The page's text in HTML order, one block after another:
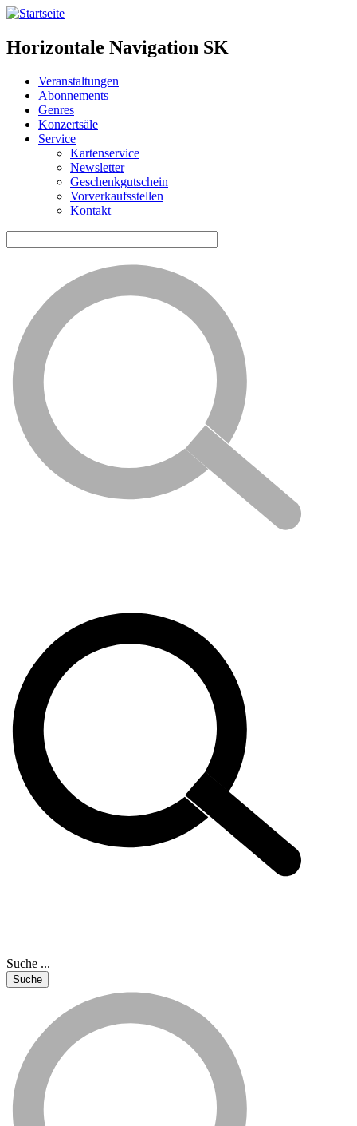
Horizontale Navigation SK
Veranstaltungen
Abonnements
Genres
Konzertsäle
Service
Kartenservice
Newsletter
Geschenkgutschein
Vorverkaufsstellen
Kontakt
Suche ...